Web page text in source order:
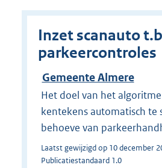
Inzet scanauto
parkeercontroles
Gemeente Almere
Het doel van het
kentekens automatisch te
behoeve van
Laatst gewijzigd op 10 december
Publicatiestandaard 1.0